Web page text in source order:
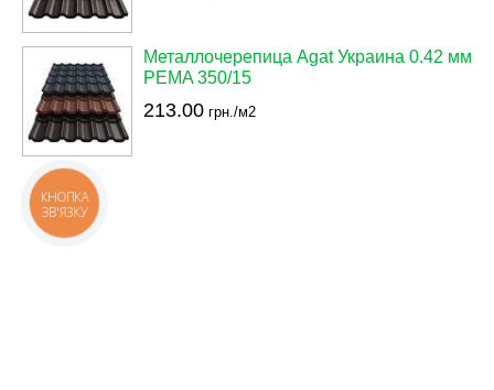
Металлочерепица Agat Украина 0.42 мм
PEMA 350/15
213.00 грн./м2
КНОПКА
ЗВ'ЯЗКУ